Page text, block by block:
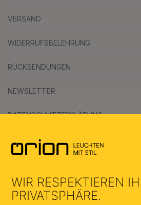
VERSAND
WIDERRUFSBELEHRUNG
RÜCKSENDUNGEN
NEWSLETTER
DATENSCHUTZERKLÄRUNG
KATALOGE
WIR RESPEKTIEREN
PRIVATSPHÄRE.